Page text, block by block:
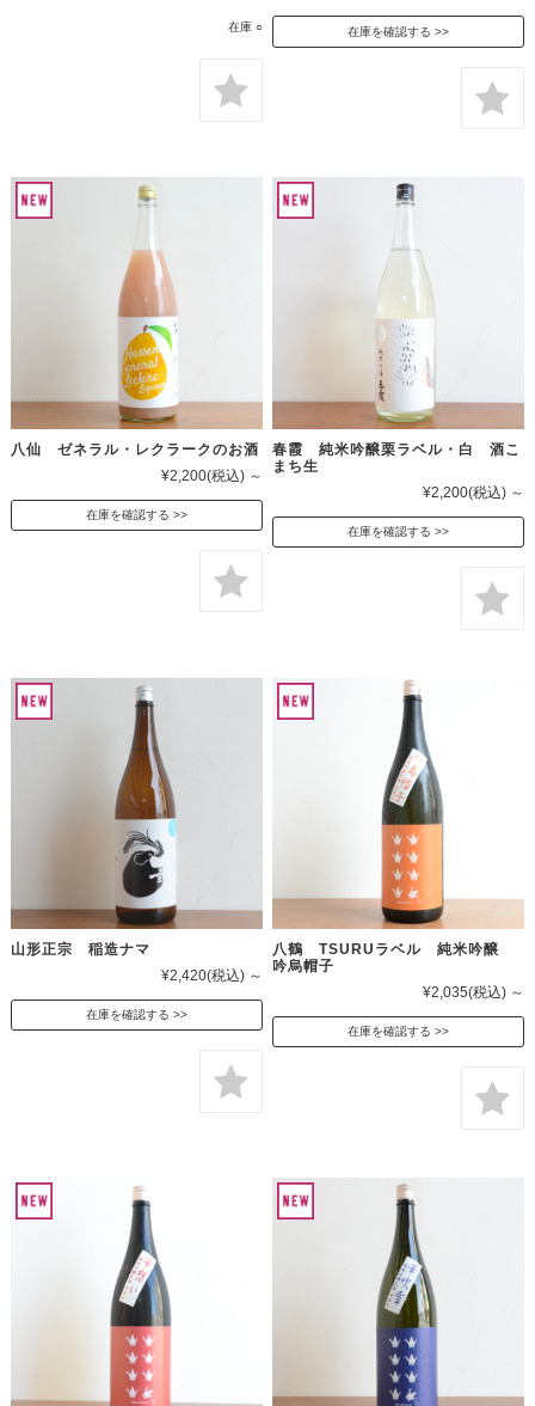
在庫 ○ 在庫を確認する
八仙 ゼネラル・レクラークのお酒
¥2,200(税込) ～
在庫を確認する
春霞 純米吟醸栗ラベル・白 酒こ
まち生
¥2,200(税込) ～
在庫を確認する
山形正宗 稲造ナマ
¥2,420(税込) ～
在庫を確認する
八鶴 TSURUラベル 純米吟醸
吟烏帽子
¥2,035(税込) ～
在庫を確認する